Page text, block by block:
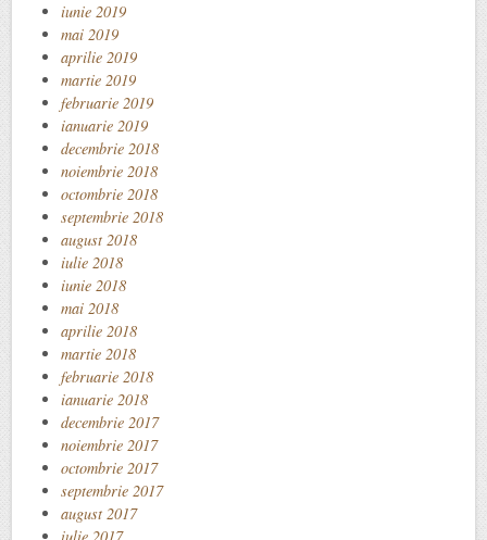
iunie 2019
mai 2019
aprilie 2019
martie 2019
februarie 2019
ianuarie 2019
decembrie 2018
noiembrie 2018
octombrie 2018
septembrie 2018
august 2018
iulie 2018
iunie 2018
mai 2018
aprilie 2018
martie 2018
februarie 2018
ianuarie 2018
decembrie 2017
noiembrie 2017
octombrie 2017
septembrie 2017
august 2017